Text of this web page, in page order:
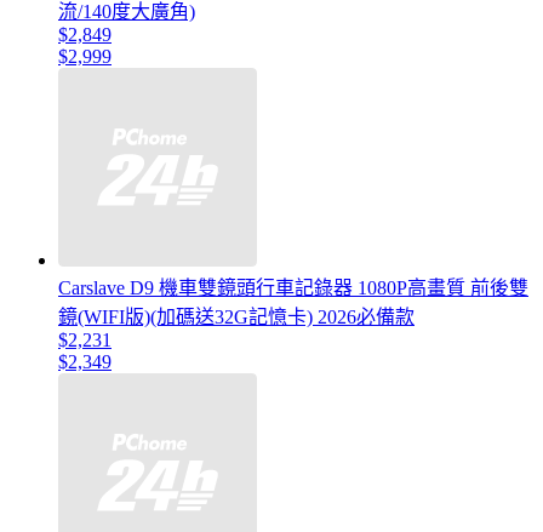
流/140度大廣角)
$2,849
$2,999
Carslave D9 機車雙鏡頭行車記錄器 1080P高畫質 前後雙
鏡(WIFI版)(加碼送32G記憶卡) 2026必備款
$2,231
$2,349